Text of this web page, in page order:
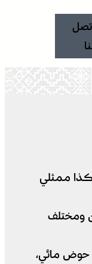
ممثلي
ومختلف
حوض مائي،